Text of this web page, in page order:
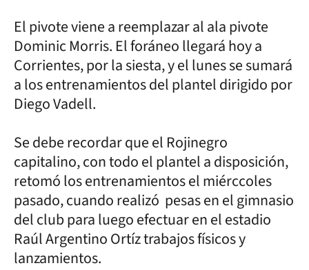
El pivote viene a reemplazar al ala pivote
Dominic Morris. El foráneo llegará hoy a
Corrientes, por la siesta, y el lunes se sumará
a los entrenamientos del plantel dirigido por
Diego Vadell.
Se debe recordar que el Rojinegro
capitalino, con todo el plantel a disposición,
retomó los entrenamientos el miérccoles
pasado, cuando realizó pesas en el gimnasio
del club para luego efectuar en el estadio
Raúl Argentino Ortíz trabajos físicos y
lanzamientos.